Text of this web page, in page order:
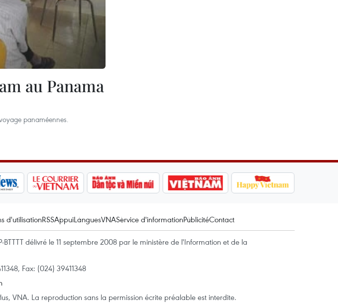
au Panama
panaméennes.
d'utilisationRSSAppuiLanguesVNAService d'informationPublicitéContact
BTTTT délivré le 11 septembre 2008 par le ministère de l'Information et de la
Fax: (024) 39411348
VNA. La reproduction sans la permission écrite préalable est interdite.